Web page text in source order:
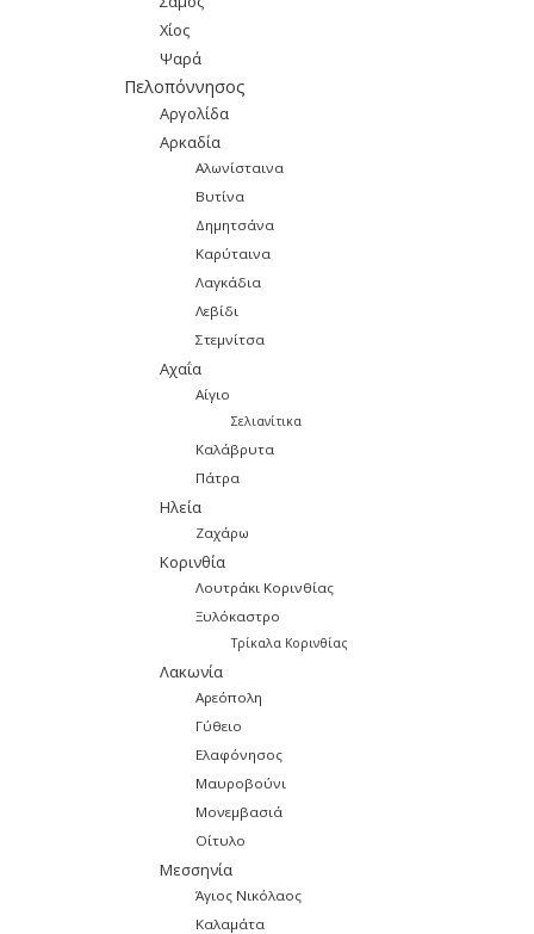
Χίος
Ψαρά
Πελοπόννησος
Αργολίδα
Αρκαδία
Αλωνίσταινα
Βυτίνα
Δημητσάνα
Καρύταινα
Λαγκάδια
Λεβίδι
Στεμνίτσα
Αχαΐα
Αίγιο
Σελιανίτικα
Καλάβρυτα
Πάτρα
Ηλεία
Ζαχάρω
Κορινθία
Λουτράκι Κορινθίας
Ξυλόκαστρο
Τρίκαλα Κορινθίας
Λακωνία
Αρεόπολη
Γύθειο
Ελαφόνησος
Μαυροβούνι
Μονεμβασιά
Οίτυλο
Μεσσηνία
Άγιος Νικόλαος
Καλαμάτα